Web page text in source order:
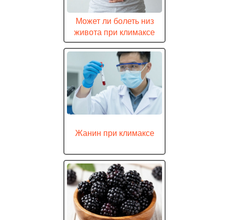
Может ли болеть низ
живота при климаксе
Жанин при климаксе